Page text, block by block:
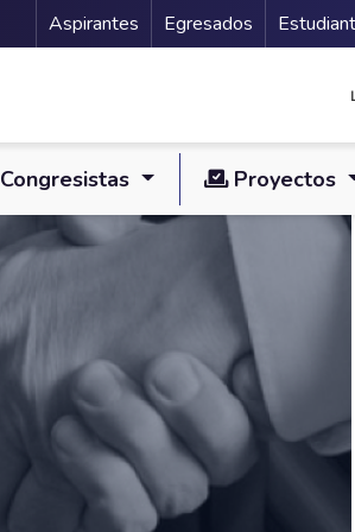
Menu
Aspirantes Egresados
Congresistas Proyectos